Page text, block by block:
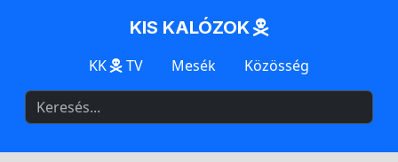
KIS KALÓZOK
KK TV Mesék Közösség